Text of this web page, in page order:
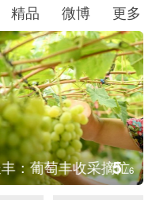
精品 微博 更多
5/6